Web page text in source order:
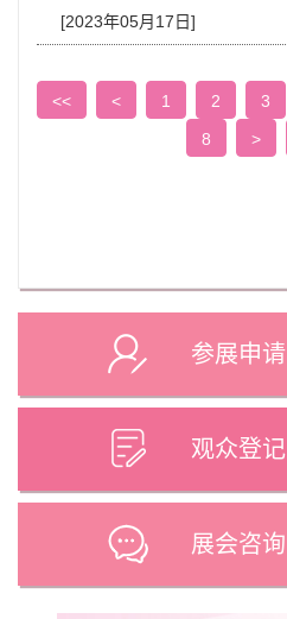
[2023年05月17日]
<< < 1 2 3
8
>
参展申请
观众登记
展会咨询